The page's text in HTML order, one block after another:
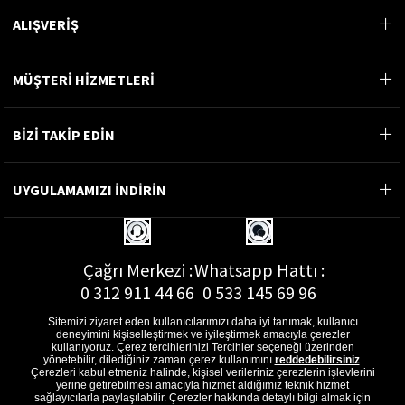
Erkek cüzdan fiyatları arasında değişen
kalitesidir. Erkek deri cüzdan fiyatları, hakiki
cüzdan modellerinden daha yüksek
fiyatlarda satışa sunulmaktadır. Deri çok
erkek cüzdankalitesi ve sağlamlığı ile ön
plana çıkmaktadır. Hakiki deri çok uzun
Hakiki deri cüzdan yumuşak ve estetik
aksesuarları arasında yer almaktadır.
Sadeliği ve şıklığı bir arada sunan erkek
boyutuna, iç bölme özelliklerine ve
kullanılan farklı aksesuarlara göre
değişkenlik göstermektedir. Deri kartlık
cüzdan ve deri erkek cüzdan fiyatları her
bütçeye ve farklı tarzlara uyacak
ALIŞVERİŞ
MÜŞTERİ HİZMETLERİ
BİZİ TAKİP EDİN
UYGULAMAMIZI İNDİRİN
Çağrı Merkezi :
0 312 911 44 66
Whatsapp Hattı :
0 533 145 69 96
E-Posta Adresi :
musterihizmetleri@gon.com.tr
Sitemizi ziyaret eden kullanıcılarımızı daha iyi tanımak, kullanıcı
deneyimini kişiselleştirmek ve iyileştirmek amacıyla çerezler
kullanıyoruz. Çerez tercihlerinizi Tercihler seçeneği üzerinden
yönetebilir, dilediğiniz zaman çerez kullanımını reddedebilirsiniz.
Çerezleri kabul etmeniz halinde, kişisel verileriniz çerezlerin işlevlerini
yerine getirebilmesi amacıyla hizmet aldığımız teknik hizmet
sağlayıcılarla paylaşılabilir. Çerezler hakkında detaylı bilgi almak için